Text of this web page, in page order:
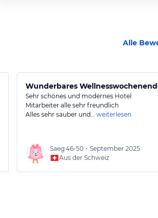
Alle
Wunderbares
Sehr schönes und modernes Hotel
Mitarbeiter alle sehr freundlich
Alles sehr sauber und… weiterlesen
Saeg 46-50 • September 2025
Aus der Schweiz